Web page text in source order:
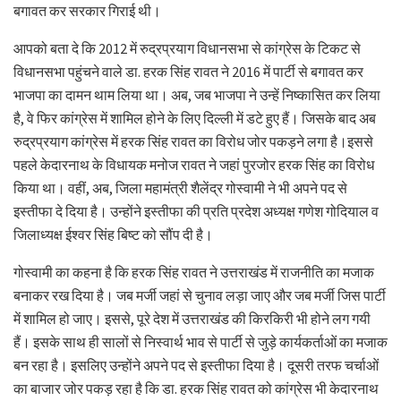
बगावत कर सरकार गिराई थी।
आपको बता दे कि 2012 में रुद्रप्रयाग विधानसभा से कांग्रेस के टिकट से
विधानसभा पहुंचने वाले डा. हरक सिंह रावत ने 2016 में पार्टी से बगावत कर
भाजपा का दामन थाम लिया था। अब, जब भाजपा ने उन्हें निष्कासित कर लिया
है, वे फिर कांग्रेस में शामिल होने के लिए दिल्ली में डटे हुए हैं। जिसके बाद अब
रुद्रप्रयाग कांग्रेस में हरक सिंह रावत का विरोध जोर पकड़ने लगा है।इससे
पहले केदारनाथ के विधायक मनोज रावत ने जहां पुरजोर हरक सिंह का विरोध
किया था। वहीं, अब, जिला महामंत्री शैलेंद्र गोस्वामी ने भी अपने पद से
इस्तीफा दे दिया है। उन्होंने इस्तीफा की प्रति प्रदेश अध्यक्ष गणेश गोदियाल व
जिलाध्यक्ष ईश्वर सिंह बिष्ट को सौंप दी है।
गोस्वामी का कहना है कि हरक सिंह रावत ने उत्तराखंड में राजनीति का मजाक
बनाकर रख दिया है। जब मर्जी जहां से चुनाव लड़ा जाए और जब मर्जी जिस पार्टी
में शामिल हो जाए। इससे, पूरे देश में उत्तराखंड की किरकिरी भी होने लग गयी
हैं। इसके साथ ही सालों से निस्वार्थ भाव से पार्टी से जुड़े कार्यकर्ताओं का मजाक
बन रहा है। इसलिए उन्होंने अपने पद से इस्तीफा दिया है। दूसरी तरफ चर्चाओं
का बाजार जोर पकड़ रहा है कि डा. हरक सिंह रावत को कांग्रेस भी केदारनाथ